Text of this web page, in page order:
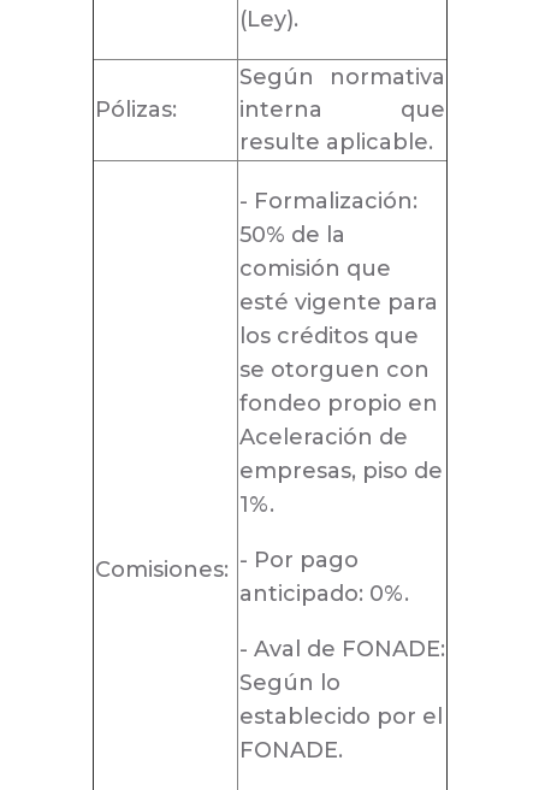
(Ley).
Pólizas:
Según normativa
interna que
resulte aplicable.
Comisiones:
- Formalización:
50% de la
comisión que
esté vigente para
los créditos que
se otorguen con
fondeo propio en
Aceleración de
empresas, piso de
1%.
- Por pago
anticipado: 0%.
- Aval de FONADE:
Según lo
establecido por el
FONADE.